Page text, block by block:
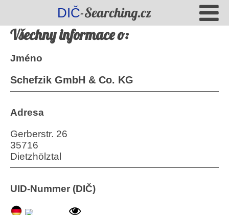
DIČ-Searching.cz
Všechny informace o:
Jméno
Schefzik GmbH & Co. KG
Adresa
Gerberstr. 26
35716
Dietzhölztal
UID-Nummer (DIČ)